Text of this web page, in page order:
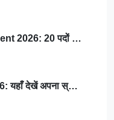
2026: 20 पदों …
यहाँ देखें अपना स्…